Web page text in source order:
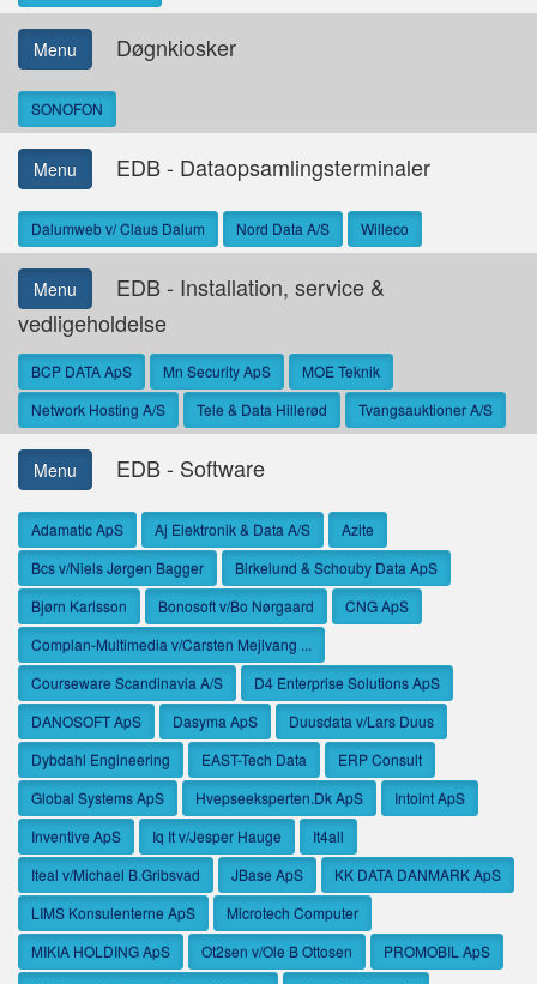
Menu Døgnkiosker
SONOFON
Menu EDB - Dataopsamlingsterminaler
Dalumweb v/ Claus Dalum Nord Data A/S Willeco
Menu
EDB - Installation, service &
vedligeholdelse
BCP DATA ApS Mn Security ApS
MOE Teknik
Network Hosting A/S
Tele & Data Hillerød Tvangsauktioner A/S
Menu EDB - Software
Adamatic ApS Aj Elektronik & Data A/S
Azite
Bcs v/Niels Jørgen Bagger
Birkelund & Schouby Data ApS
Bjørn Karlsson
Bonosoft v/Bo Nørgaard
CNG ApS
Complan-Multimedia v/Carsten Mejlvang ...
Courseware Scandinavia A/S
D4 Enterprise Solutions ApS
DANOSOFT ApS
Dasyma ApS
Duusdata v/Lars Duus
Dybdahl Engineering
EAST-Tech Data
ERP Consult
Global Systems ApS
Hvepseeksperten.Dk ApS
Intoint ApS
Inventive ApS
Iq It v/Jesper Hauge
It4all
Iteal v/Michael B.Gribsvad
JBase ApS
KK DATA DANMARK ApS
LIMS Konsulenterne ApS
Microtech Computer
MIKIA HOLDING ApS
Ot2sen v/Ole B Ottosen
PROMOBIL ApS